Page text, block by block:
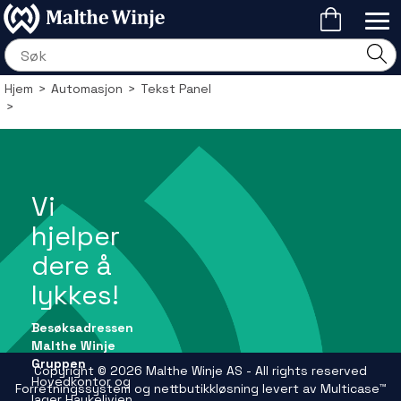
Hjem>Automasjon>Tekst Panel
>
Vi
hjelper
dere å
lykkes!
Besøksadressen
Malthe Winje
Gruppen
Hovedkontor og
Copyright © 2026 Malthe Winje AS - All rights reserved
Forretningssystem og nettbutikkløsning levert av Multicase™